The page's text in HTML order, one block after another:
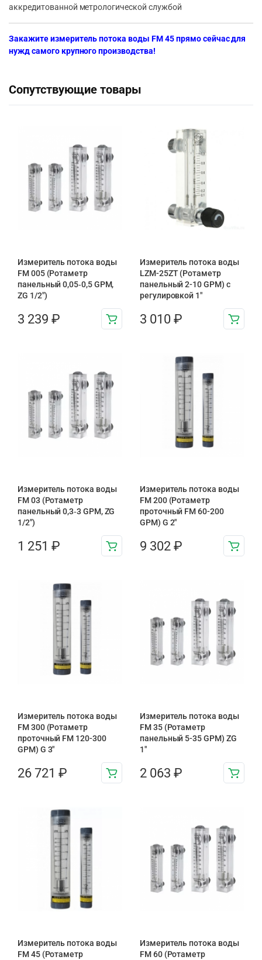
аккредитованной метрологической службой
Закажите измеритель потока воды FM 45 прямо сейчас для
нужд самого крупного производства!
Сопутствующие товары
Измеритель потока воды
FM 005 (Ротаметр
панельный 0,05‑0,5 GPM,
ZG 1/2″)
3 239 ₽
Измеритель потока воды
LZM-25ZT (Ротаметр
панельный 2-10 GPM) с
регулировкой 1″
3 010 ₽
Измеритель потока воды
FM 03 (Ротаметр
панельный 0,3‑3 GPM, ZG
1/2″)
1 251 ₽
Измеритель потока воды
FM 200 (Ротаметр
проточный FM 60-200
GPM) G 2″
9 302 ₽
Измеритель потока воды
FM 300 (Ротаметр
проточный FM 120-300
GPM) G 3″
26 721 ₽
Измеритель потока воды
FM 35 (Ротаметр
панельный 5-35 GPM) ZG
1″
2 063 ₽
Измеритель потока воды
FM 45 (Ротаметр
Измеритель потока воды
FM 60 (Ротаметр